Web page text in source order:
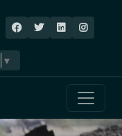
▼